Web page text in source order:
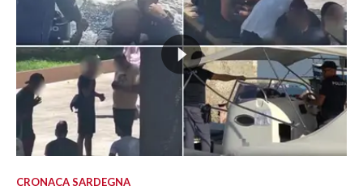
CRONACA SARDEGNA